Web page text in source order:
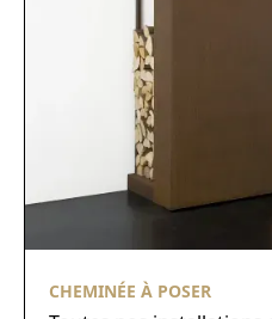
CHEMINÉE À POSER